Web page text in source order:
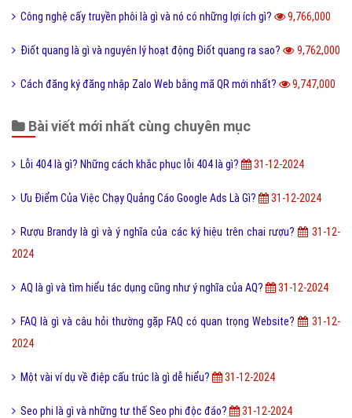
Công nghệ cấy truyền phôi là gì và nó có những lợi ích gì? 9,766,000
Điốt quang là gì và nguyên lý hoạt động Điốt quang ra sao? 9,762,000
Cách đăng ký đăng nhập Zalo Web bằng mã QR mới nhất? 9,747,000
Bài viết mới nhất cùng chuyên mục
Lỗi 404 là gì? Những cách khắc phục lỗi 404 là gì? 31-12-2024
Ưu Điểm Của Việc Chạy Quảng Cáo Google Ads Là Gì? 31-12-2024
Rượu Brandy là gì và ý nghĩa của các ký hiệu trên chai rượu?
31-12-
2024
AQ là gì và tìm hiểu tác dụng cũng như ý nghĩa của AQ? 31-12-2024
FAQ là gì và câu hỏi thường gặp FAQ có quan trọng Website?
31-12-
2024
Một vài ví dụ về điệp cấu trúc là gì dễ hiểu? 31-12-2024
Seo phi là gì và những tư thế Seo phi độc đáo? 31-12-2024